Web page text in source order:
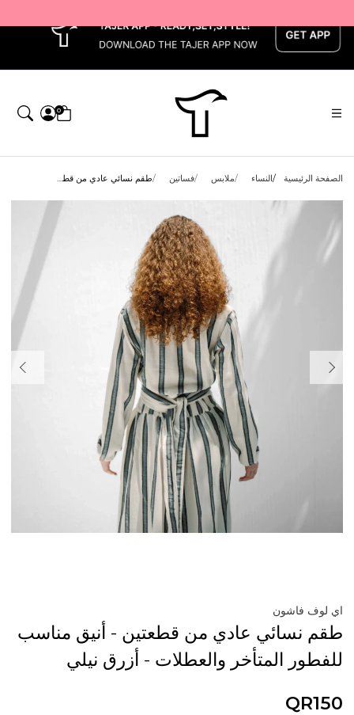
0
الصفحة الرئيسية النساء ملابس فساتين طقم نسائي عادي من قط...
اي لوف فاشون
طقم نسائي عادي من قطعتين - أنيق مناسب
للفطور المتأخر والعطلات - أزرق نيلي
QR150